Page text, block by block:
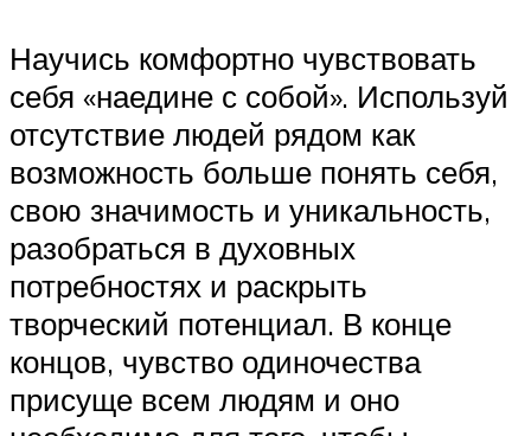
Научись комфортно чувствовать
себя «наедине с собой». Используй
отсутствие людей рядом как
возможность больше понять себя,
свою значимость и уникальность,
разобраться в духовных
потребностях и раскрыть
творческий потенциал. В конце
концов, чувство одиночества
присуще всем людям и оно